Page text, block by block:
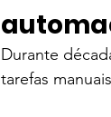
Durante
tarefas